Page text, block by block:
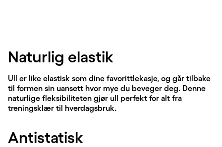
Naturlig elastik
Ull er like elastisk som dine favorittlekasje, og går tilbake
til formen sin uansett hvor mye du beveger deg. Denne
naturlige fleksibiliteten gjør ull perfekt for alt fra
treningsklær til hverdagsbruk.
Antistatisk